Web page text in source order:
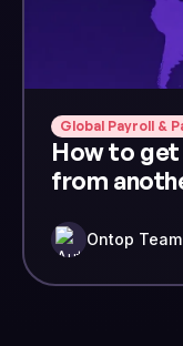
Global Payroll &
How to
from
Ontop Team